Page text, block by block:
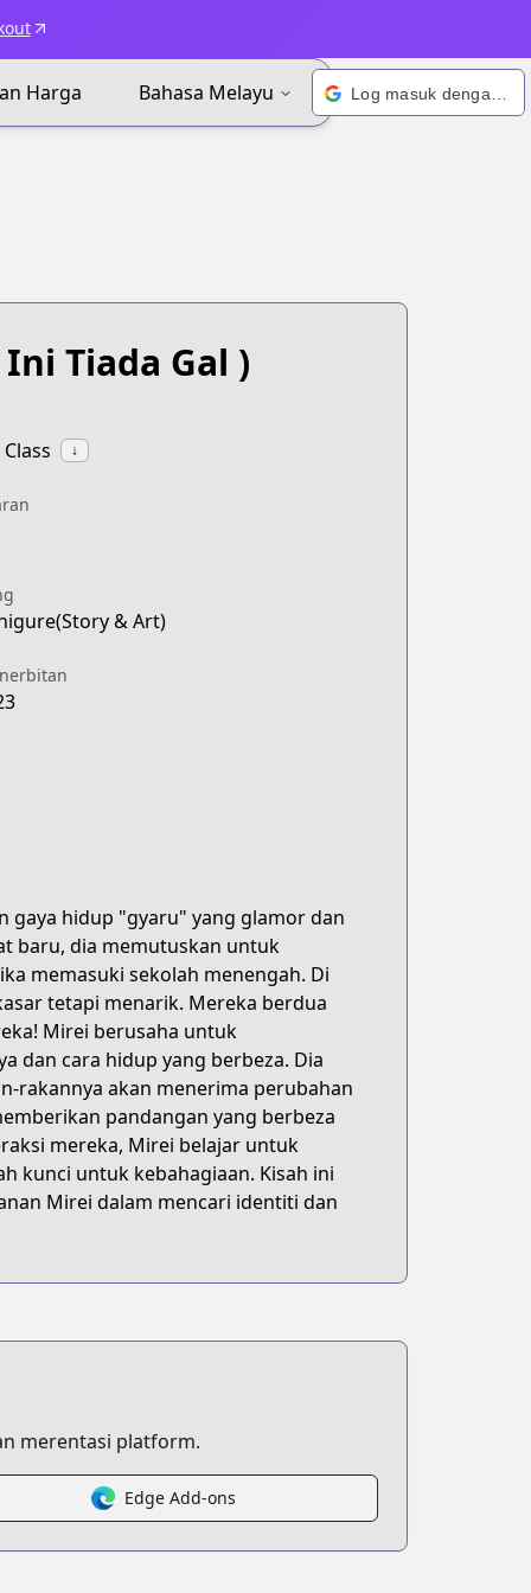
Harga Bahasa Melayu
Tiada Gal )
↓
& Art)
gaya hidup "gyaru" yang glamor dan
baru, dia memutuskan untuk
memasuki sekolah menengah. Di
tetapi menarik. Mereka berdua
Mirei berusaha untuk
dan cara hidup yang berbeza. Dia
rakannya akan menerima perubahan
pandangan yang berbeza
mereka, Mirei belajar untuk
kunci untuk kebahagiaan. Kisah ini
Mirei dalam mencari identiti dan
merentasi platform.
Edge Add-ons